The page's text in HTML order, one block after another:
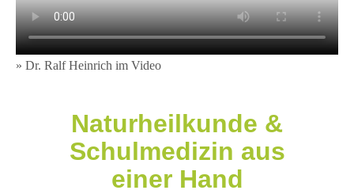
» Dr. Ralf Heinrich im Video
Naturheilkunde &
Schulmedizin aus
einer Hand